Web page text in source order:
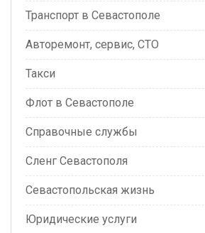
Транспорт в Севастополе
Авторемонт, сервис, СТО
Такси
Флот в Севастополе
Справочные службы
Сленг Севастополя
Севастопольская жизнь
Юридические услуги